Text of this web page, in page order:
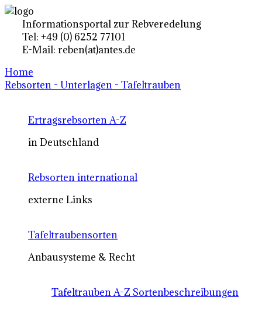
Informationsportal zur Rebveredelung
Tel: +49 (0) 6252 77101
E-Mail: reben(at)antes.de
Home
Rebsorten - Unterlagen - Tafeltrauben
Ertragsrebsorten A-Z
in Deutschland
Rebsorten international
externe Links
Tafeltraubensorten
Anbausysteme & Recht
Tafeltrauben A-Z Sortenbeschreibungen